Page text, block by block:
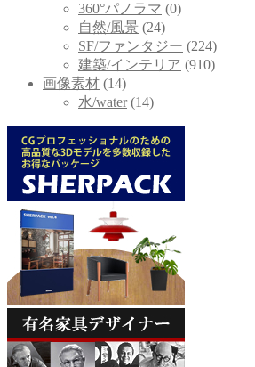
360°パノラマ (0)
自然/風景 (24)
SF/ファンタジー (224)
建築/インテリア (910)
画像素材 (14)
水/water (14)